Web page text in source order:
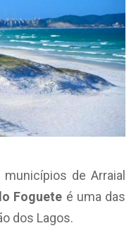
de Arraial
Foguete é uma das
dos Lagos.